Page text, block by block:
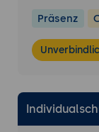
Chat &
Routing-
mit
Präsenz